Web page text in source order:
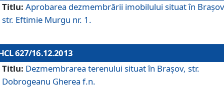
Titlu: Aprobarea dezmembrării imobilului situat în
str. Eftimie Murgu nr. 1.
627/16.12.2013
Titlu: Dezmembrarea terenului situat în Braşov, str.
Dobrogeanu Gherea f.n.